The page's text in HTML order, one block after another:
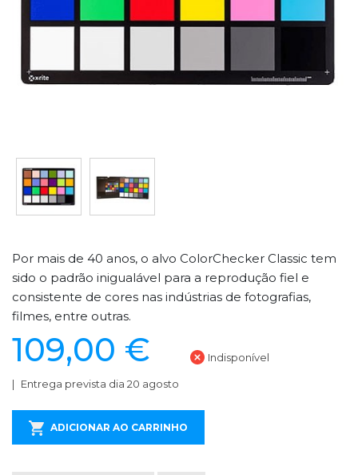
Por mais de 40 anos, o alvo ColorChecker Classic tem
sido o padrão inigualável para a reprodução fiel e
consistente de cores nas indústrias de fotografias,
filmes, entre outras.
109,00 € Indisponível
Entrega prevista dia 20 agosto
ADICIONAR AO CARRINHO